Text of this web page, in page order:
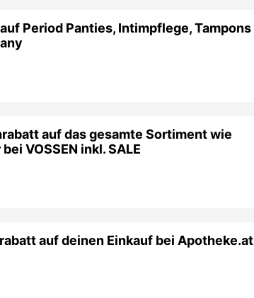
Period Panties, Intimpflege, Tampons
auf das gesamte Sortiment wie
VOSSEN inkl. SALE
auf deinen Einkauf bei Apotheke.at